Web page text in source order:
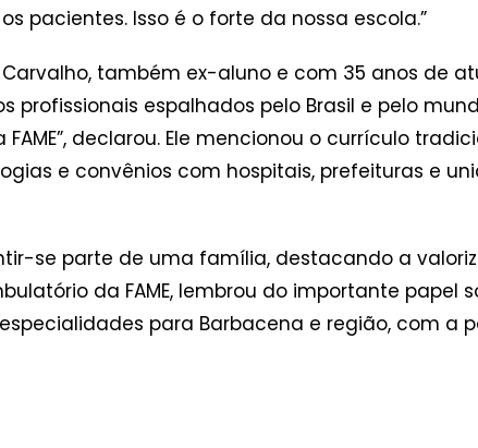
pacientes. Isso é o forte da nossa escola.”
Carvalho, também ex-aluno e com 35 anos de
profissionais espalhados pelo Brasil e pelo
declarou. Ele mencionou o currículo
e convênios com hospitais, prefeituras e
se parte de uma família, destacando a
da FAME, lembrou do importante papel
para Barbacena e região, com a